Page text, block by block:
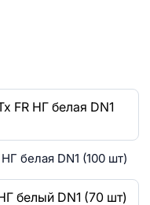
белая DN1 (100 шт)